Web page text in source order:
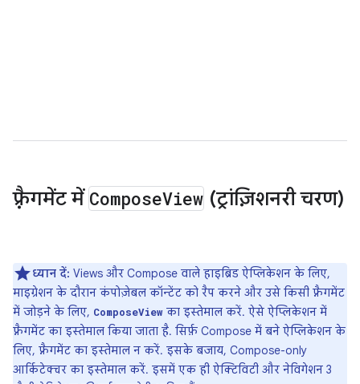
फ़्रैगमेंट में ComposeView (ट्रांज़िशनरी चरण)
ध्यान दें: Views और Compose वाले हाइब्रिड ऐप्लिकेशन के लिए,
माइग्रेशन के दौरान कंपोज़ेबल कॉन्टेंट को रैप करने और उसे किसी फ़्रैगमेंट
में जोड़ने के लिए, ComposeView का इस्तेमाल करें. ऐसे ऐप्लिकेशन में
फ़्रैगमेंट का इस्तेमाल किया जाता है. सिर्फ़ Compose में बने ऐप्लिकेशन के
लिए, फ़्रैगमेंट का इस्तेमाल न करें. इसके बजाय, Compose-only
आर्किटेक्चर का इस्तेमाल करें. इसमें एक ही ऐक्टिविटी और नेविगेशन 3